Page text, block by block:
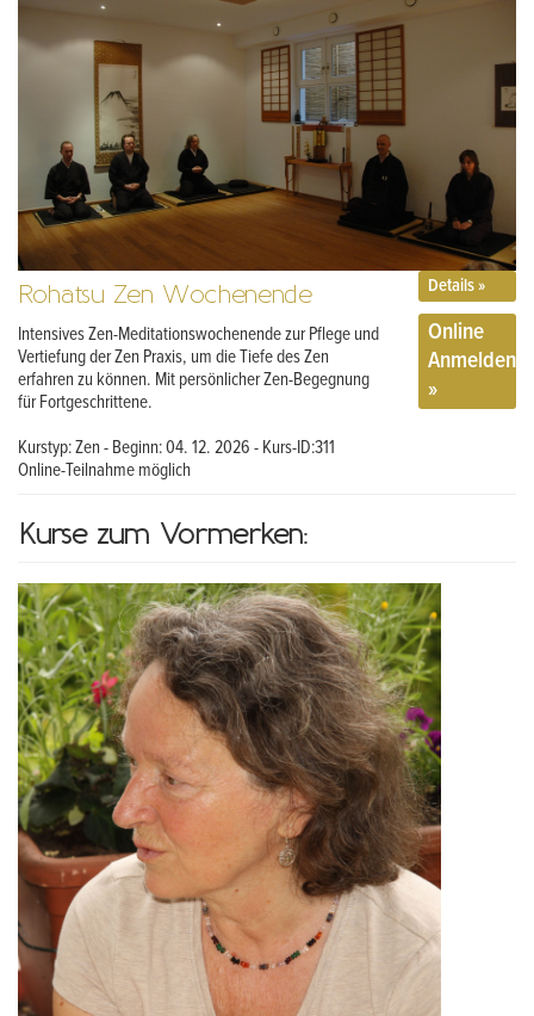
Rohatsu Zen Wochenende
Intensives Zen-Meditationswochenende zur Pflege und
Vertiefung der Zen Praxis, um die Tiefe des Zen
erfahren zu können. Mit persönlicher Zen-Begegnung
für Fortgeschrittene.
Kurstyp: Zen - Beginn: 04. 12. 2026 - Kurs-ID:311
Online-Teilnahme möglich
Details »
Online
Anmelden
»
Kurse zum Vormerken: